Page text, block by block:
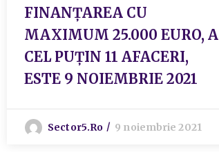
FINANȚAREA CU
MAXIMUM 25.000 EURO, A
CEL PUȚIN 11 AFACERI,
ESTE 9 NOIEMBRIE 2021
Sector5.ro 9 noiembrie 2021